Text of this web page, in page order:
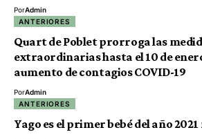
PorAdmin
ANTERIORES
Quart de Poblet prorroga las
extraordinarias hasta el 10 de
aumento de contagios COVID-19
PorAdmin
ANTERIORES
Yago es el primer bebé del año